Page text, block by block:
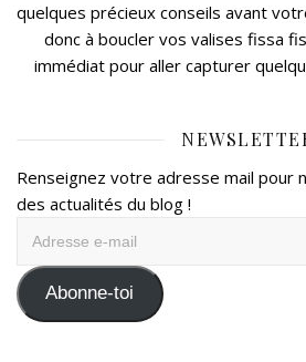
quelques précieux conseils avant
donc à boucler vos valises fissa
immédiat pour aller capturer
Renseignez votre adresse mail pour
des actualités du blog !
mail Abonne-toi